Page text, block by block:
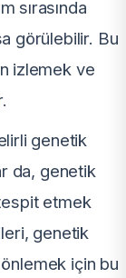
sırasında
görülebilir. Bu
izlemek ve
genetik
da, genetik
tespit etmek
genetik
önlemek için bu